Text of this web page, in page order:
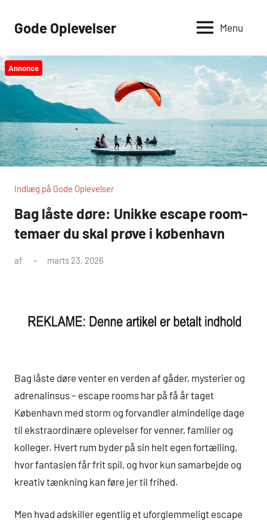
Gode Oplevelser Menu
Annonce
Indlæg på Gode Oplevelser
Bag låste døre: Unikke escape room-
temaer du skal prøve i københavn
af marts 23, 2026
Bag låste døre venter en verden af gåder, mysterier og
adrenalinsus – escape rooms har på få år taget
København med storm og forvandler almindelige dage
til ekstraordinære oplevelser for venner, familier og
kolleger. Hvert rum byder på sin helt egen fortælling,
hvor fantasien får frit spil, og hvor kun samarbejde og
kreativ tænkning kan føre jer til frihed.
Men hvad adskiller egentlig et uforglemmeligt escape